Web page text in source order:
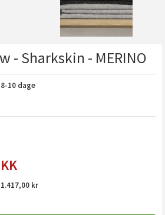
- Sharkskin - MERINO
8-10 dage
kr